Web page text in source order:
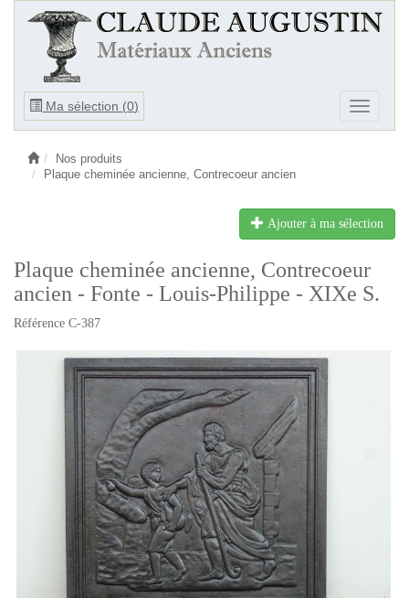
Ma sélection (0)
Ouvrir
Ouvrir
le
Nos produits
Plaque cheminée ancienne, Contrecoeur ancien
Ajouter à ma sélection
Plaque cheminée ancienne, Contrecoeur
ancien - Fonte - Louis-Philippe - XIXe S.
Référence C-387